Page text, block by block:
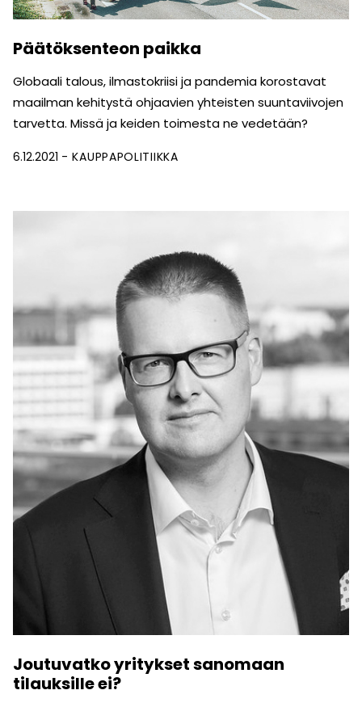
Päätöksenteon paikka
Globaali talous, ilmastokriisi ja pandemia korostavat
maailman kehitystä ohjaavien yhteisten suuntaviivojen
tarvetta. Missä ja keiden toimesta ne vedetään?
6.12.2021 KAUPPAPOLITIIKKA
Joutuvatko yritykset sanomaan
tilauksille ei?